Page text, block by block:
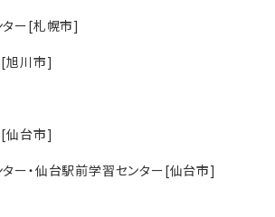
ー[札幌市]
[旭川市]
[仙台市]
ー・仙台駅前学習センター[仙台市]